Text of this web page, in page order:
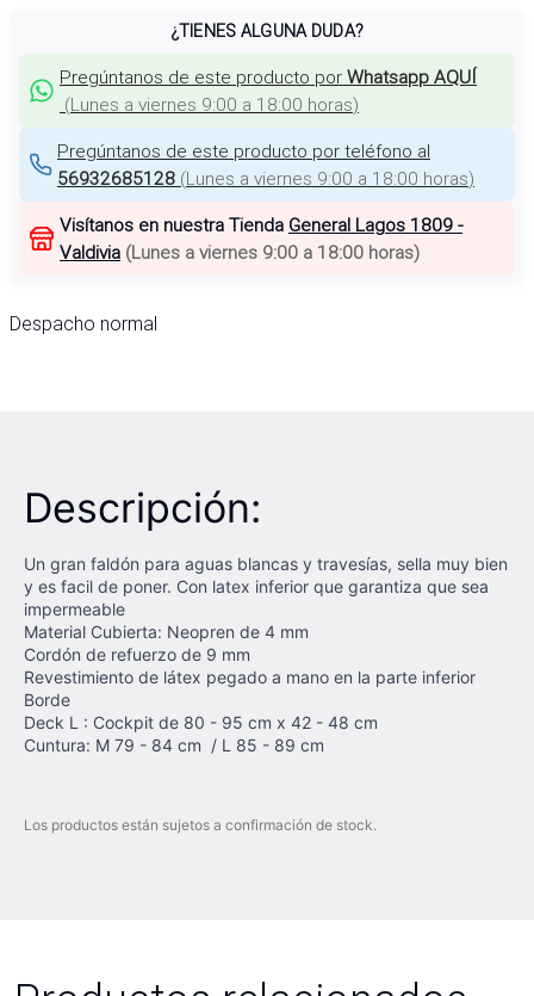
¿TIENES ALGUNA DUDA?
Pregúntanos de este producto por Whatsapp AQUÍ
(Lunes a viernes 9:00 a 18:00 horas)
Pregúntanos de este producto por teléfono al
56932685128 (Lunes a viernes 9:00 a 18:00 horas)
Visítanos en nuestra Tienda General Lagos 1809 -
Valdivia (Lunes a viernes 9:00 a 18:00 horas)
Despacho normal
Descripción:
Un gran faldón para aguas blancas y travesías, sella muy bien
y es facil de poner. Con latex inferior que garantiza que sea
impermeable
Material Cubierta: Neopren de 4 mm
Cordón de refuerzo de 9 mm
Revestimiento de látex pegado a mano en la parte inferior
Borde
Deck L : Cockpit de 80 - 95 cm x 42 - 48 cm
Cuntura: M 79 - 84 cm / L 85 - 89 cm
Los productos están sujetos a confirmación de stock.